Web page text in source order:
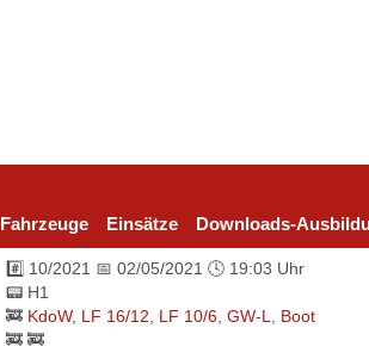
Fahrzeuge Einsätze Downloads-
#️⃣ 10/2021 📅 02/05/2021 🕓 19:03 Uhr
📟 H1
🚒 KdoW, LF 16/12 LF 10/6, GW-L
Boot
🚒 🚒